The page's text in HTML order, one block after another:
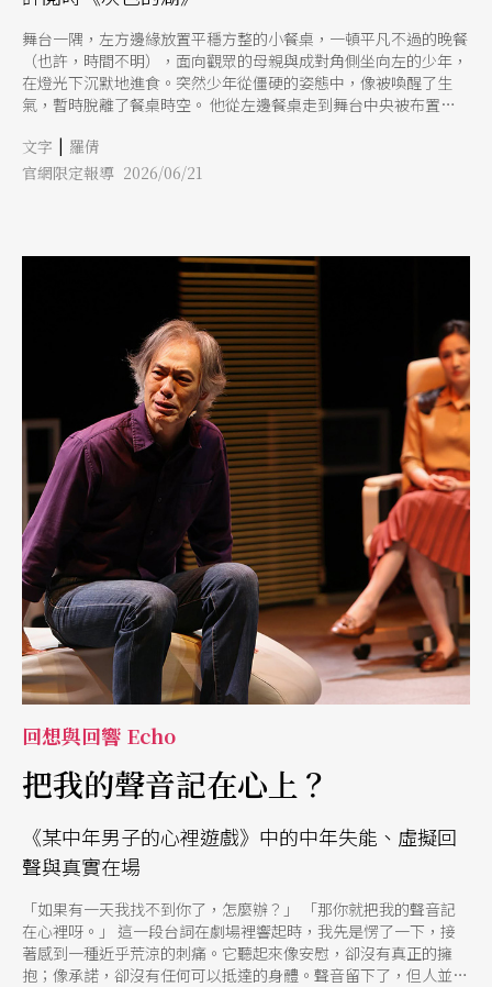
舞台一隅，左方邊緣放置平穩方整的小餐桌，一頓平凡不過的晚餐
（也許，時間不明），面向觀眾的母親與成對角側坐向左的少年，
在燈光下沉默地進食。突然少年從僵硬的姿態中，像被喚醒了生
氣，暫時脫離了餐桌時空。 他從左邊餐桌走到舞台中央被布置成
的雙手一左一右間歇滑動臂膀，像個初學者在陸地上練習如何游泳
一樣。速度與情緒再次轉換之間，原本面向舞台右邊游泳的他，突
始下雪），通知人民到體育館避難的訊息 以上是關於《灰色的
湖》開場段落描述，少年舉手抗議搭配背景動態影像的手勢，是整
場演出最印象深刻的畫面。故事的命題也在此關於「抗爭」。 然
而，演出最後卻以「手勢」之前，少年以鬼魂之姿回到家宅教母親
如何游泳做結（此段安排在原劇本（註1）是沒有的，略顯溫情主
義，情感從抗議收束至親情倫理）少年重複地說著「擺手、踢水、
呼吸」彷彿母子兩人真能隨著泳姿，漂浮起來，離開被凍結的灰色
的湖，離開眼底下的島，朝向海 然後呢？
文字 | 羅倩
官網限定報導 2026/06/21
回想與回響 Echo
把我的聲音記在心上？
《某中年男子的心裡遊戲》中的中年失能、虛擬回
聲與真實在場
「如果有一天我找不到你了，怎麼辦？」 「那你就把我的聲音記
在心裡呀。」 這一段台詞在劇場裡響起時，我先是愣了一下，接
著感到一種近乎荒涼的刺痛。它聽起來像安慰，卻沒有真正的擁
抱；像承諾，卻沒有任何可以抵達的身體。聲音留下了，但人並不